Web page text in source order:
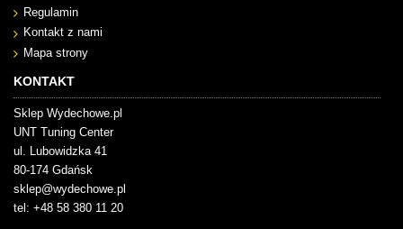
Regulamin
Kontakt z nami
Mapa strony
KONTAKT
Sklep Wydechowe.pl
UNT Tuning Center
ul. Lubowidzka 41
80-174 Gdańsk
sklep@wydechowe.pl
tel: +48 58 380 11 20